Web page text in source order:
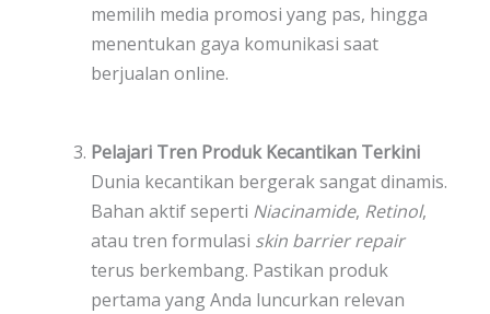
memilih media promosi yang pas, hingga
menentukan gaya komunikasi saat
berjualan online.
Pelajari Tren Produk Kecantikan Terkini
Dunia kecantikan bergerak sangat dinamis.
Bahan aktif seperti Niacinamide, Retinol,
atau tren formulasi skin barrier repair
terus berkembang. Pastikan produk
pertama yang Anda luncurkan relevan